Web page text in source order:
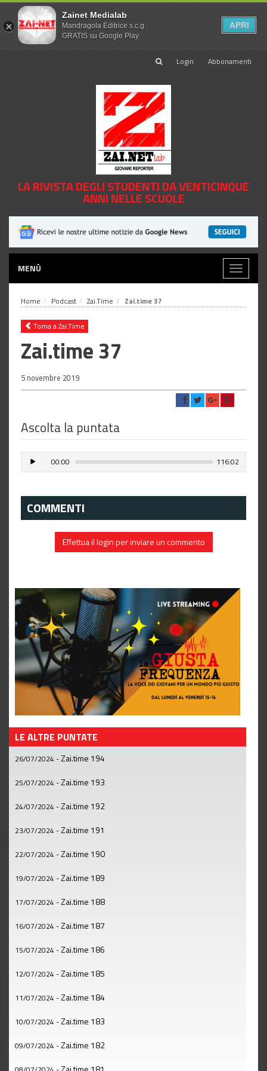
Login Abbonamenti
LA RIVISTA DEGLI STUDENTI DA VENTICINQUE
ANNI NELLE SCUOLE
MENÙ
Toggle
Home Podcast Zai.Time Zai.time 37
Torna a Zai.Time
Zai.time 37
5 novembre 2019
Ascolta la puntata
00:00 116:02
COMMENTI
Effettua il login per inviare un commento
LE ALTRE PUNTATE
26/07/2024 -Zai.time 194
25/07/2024 -Zai.time 193
24/07/2024 -Zai.time 192
23/07/2024 -Zai.time 191
22/07/2024 -Zai.time 190
19/07/2024 -Zai.time 189
17/07/2024 -Zai.time 188
16/07/2024 -Zai.time 187
15/07/2024 -Zai.time 186
12/07/2024 -Zai.time 185
11/07/2024 -Zai.time 184
10/07/2024 -Zai.time 183
09/07/2024 -Zai.time 182
Zainet Medialab
Mandragola Editrice s.c.g.
GRATIS su Google Play
APRI